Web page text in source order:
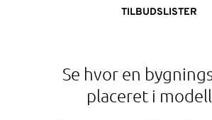
TILBUDSLISTER
Se hvor en
placeret i